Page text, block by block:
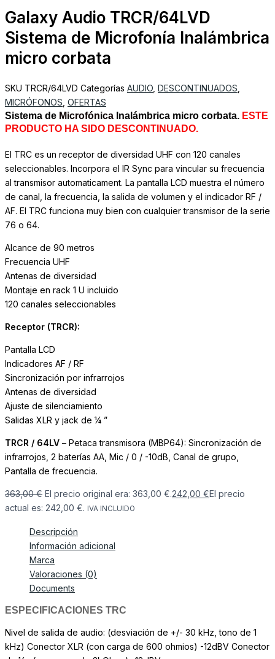
Galaxy Audio TRCR/64LVD
Sistema de Microfonía Inalámbrica
micro corbata
SKU TRCR/64LVD Categorías AUDIO, DESCONTINUADOS,
MICRÓFONOS, OFERTAS
Sistema de Microfónica Inalámbrica micro corbata. ESTE
PRODUCTO HA SIDO DESCONTINUADO.
El TRC es un receptor de diversidad UHF con 120 canales
seleccionables. Incorpora el IR Sync para vincular su frecuencia
al transmisor automaticament. La pantalla LCD muestra el número
de canal, la frecuencia, la salida de volumen y el indicador RF /
AF. El TRC funciona muy bien con cualquier transmisor de la serie
76 o 64.
Alcance de 90 metros
Frecuencia UHF
Antenas de diversidad
Montaje en rack 1 U incluido
120 canales seleccionables
Receptor (TRCR):
Pantalla LCD
Indicadores AF / RF
Sincronización por infrarrojos
Antenas de diversidad
Ajuste de silenciamiento
Salidas XLR y jack de ¼ ”
TRCR / 64LV – Petaca transmisora (MBP64): Sincronización de
infrarrojos, 2 baterías AA, Mic / 0 / -10dB, Canal de grupo,
Pantalla de frecuencia.
363,00€ El precio original era: 363,00 €.242,00 €El precio
actual es: 242,00 €. IVA INCLUIDO
Descripción
Información adicional
Marca
Valoraciones (0)
Documents
ESPECIFICACIONES TRC
Nivel de salida de audio: (desviación de +/- 30 kHz, tono de 1
kHz) Conector XLR (con carga de 600 ohmios) -12dBV Conector